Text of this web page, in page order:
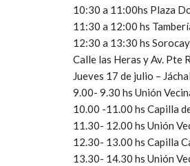
10:30 a 11:00hs Plaza
11:30 a 12:00 hs
12:30 a 13:30 hs
Calle las Heras y Av. Pte
Jueves 17 de julio – Jáchal
9.00- 9.30 hs Unión
10.00 -11.00 hs Capilla
11.30- 12.00 hs Unión
12.30- 13.00 hs Capilla
13.30- 14.30 hs Unión